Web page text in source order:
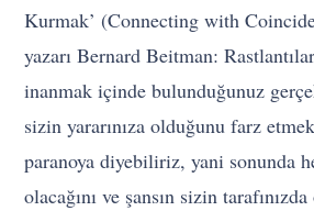
Kurmak’ (Connecting with
yazarı Bernard Beitman:
inanmak içinde bulunduğunuz
sizin yararınıza olduğunu farz
paranoya diyebiliriz, yani sonunda
olacağını ve şansın sizin